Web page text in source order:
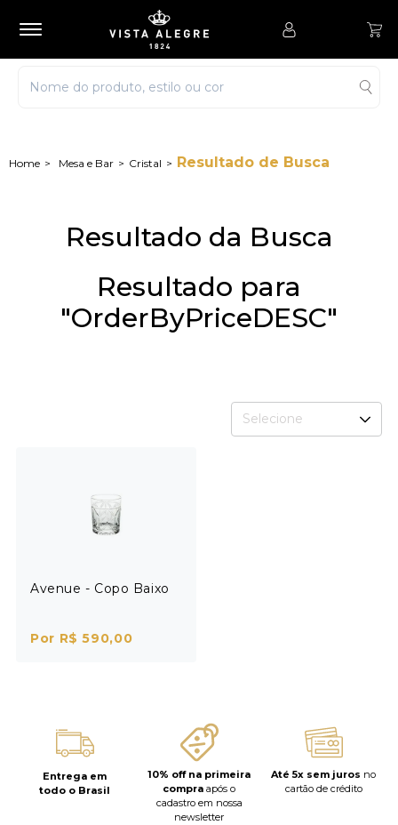
Mesa e Bar Cristal Resultado de Busca
Resultado da Busca
Resultado para
"OrderByPriceDESC"
Selecione
Avenue - Copo Baixo
Por R$ 590,00
Entrega em
todo o Brasil
10% off na primeira
compra após o
cadastro em nossa
newsletter
Até 5x sem juros no
cartão de crédito